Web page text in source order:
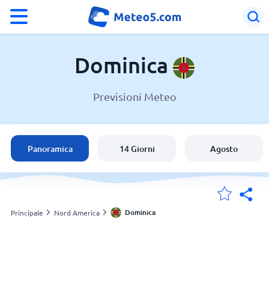
Dominica
Italia
Svizzera
Dominica
Previsioni Meteo
Panoramica 14 Giorni Agosto
Principale Nord America Dominica